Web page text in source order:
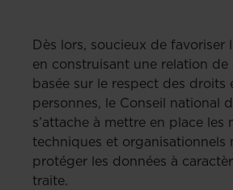
Dès lors, soucieux de favoriser
en construisant une relation
basée sur le respect des droits
personnes, le Conseil national
s’attache à mettre en place les
techniques et organisationnels
protéger les données à
traite.